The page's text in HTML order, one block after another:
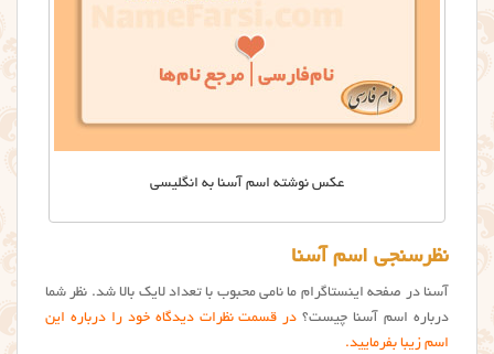
عکس نوشته اسم آسنا به انگلیسی
نظرسنجی اسم آسنا
آسنا در صفحه اینستاگرام ما نامی محبوب با تعداد لایک بالا شد. نظر شما
درباره اسم آسنا چیست؟ در قسمت نظرات دیدگاه خود را درباره این
اسم زیبا بفرمایید.